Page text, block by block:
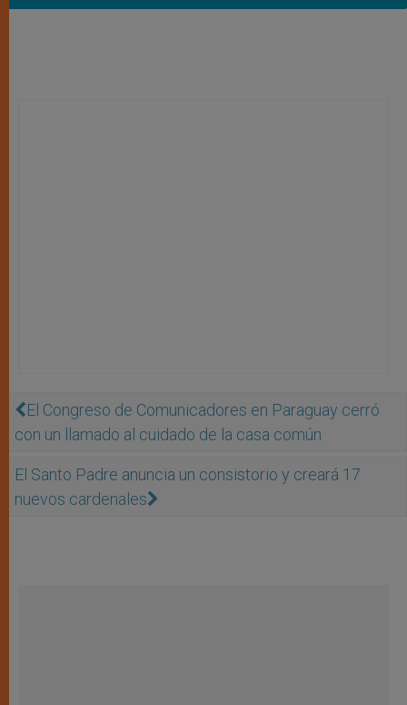
El Congreso de Comunicadores en Paraguay cerró
con un llamado al cuidado de la casa común
El Santo Padre anuncia un consistorio y creará 17
nuevos cardenales